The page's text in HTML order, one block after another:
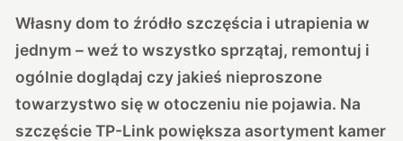
Własny dom to źródło szczęścia i utrapienia w
jednym – weź to wszystko sprzątaj, remontuj i
ogólnie doglądaj czy jakieś nieproszone
towarzystwo się w otoczeniu nie pojawia. Na
szczęście TP-Link powiększa asortyment kamer